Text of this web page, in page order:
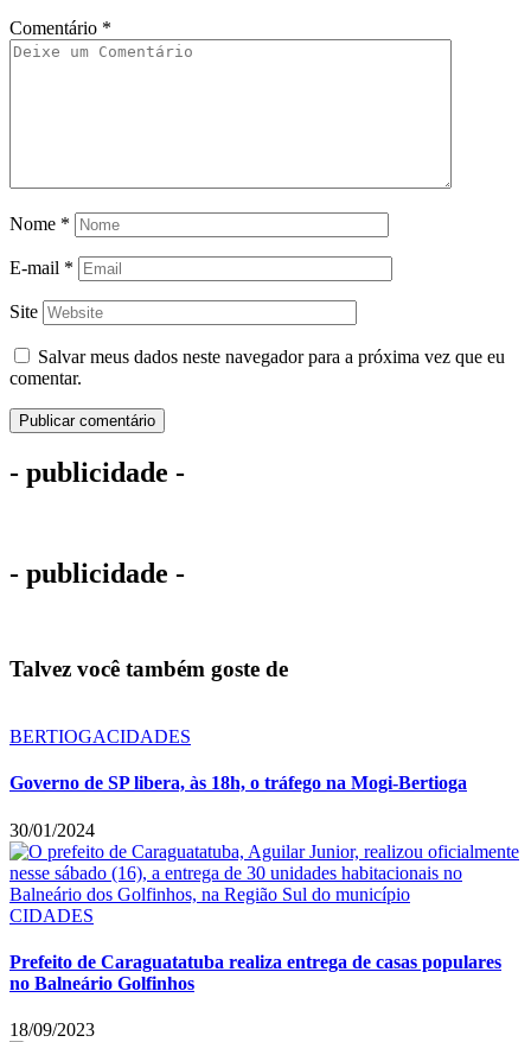
Comentário *
Nome *
E-mail *
Site
Salvar meus dados neste navegador para a próxima vez que eu
comentar.
- publicidade -
- publicidade -
Talvez você também goste de
BERTIOGACIDADES
Governo de SP libera, às 18h, o tráfego na Mogi-Bertioga
30/01/2024
CIDADES
Prefeito de Caraguatatuba realiza entrega de casas populares
no Balneário Golfinhos
18/09/2023